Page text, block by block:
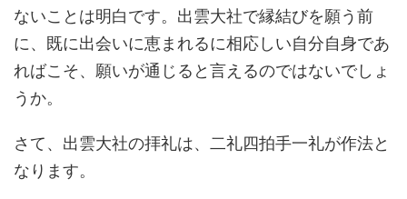
ないことは明白です。出雲大社で縁結びを願う前
に、既に出会いに恵まれるに相応しい自分自身であ
ればこそ、願いが通じると言えるのではないでしょ
うか。
さて、出雲大社の拝礼は、二礼四拍手一礼が作法と
なります。